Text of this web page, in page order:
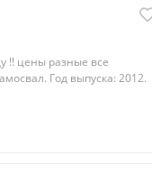
!! цены разные все
Год выпуска: 2012.